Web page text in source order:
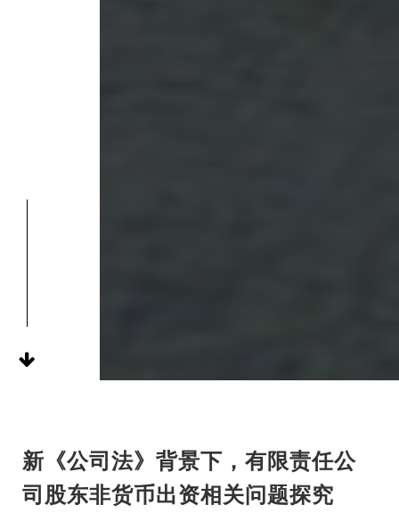
新《公司法》背景下，有限责任公
司股东非货币出资相关问题探究